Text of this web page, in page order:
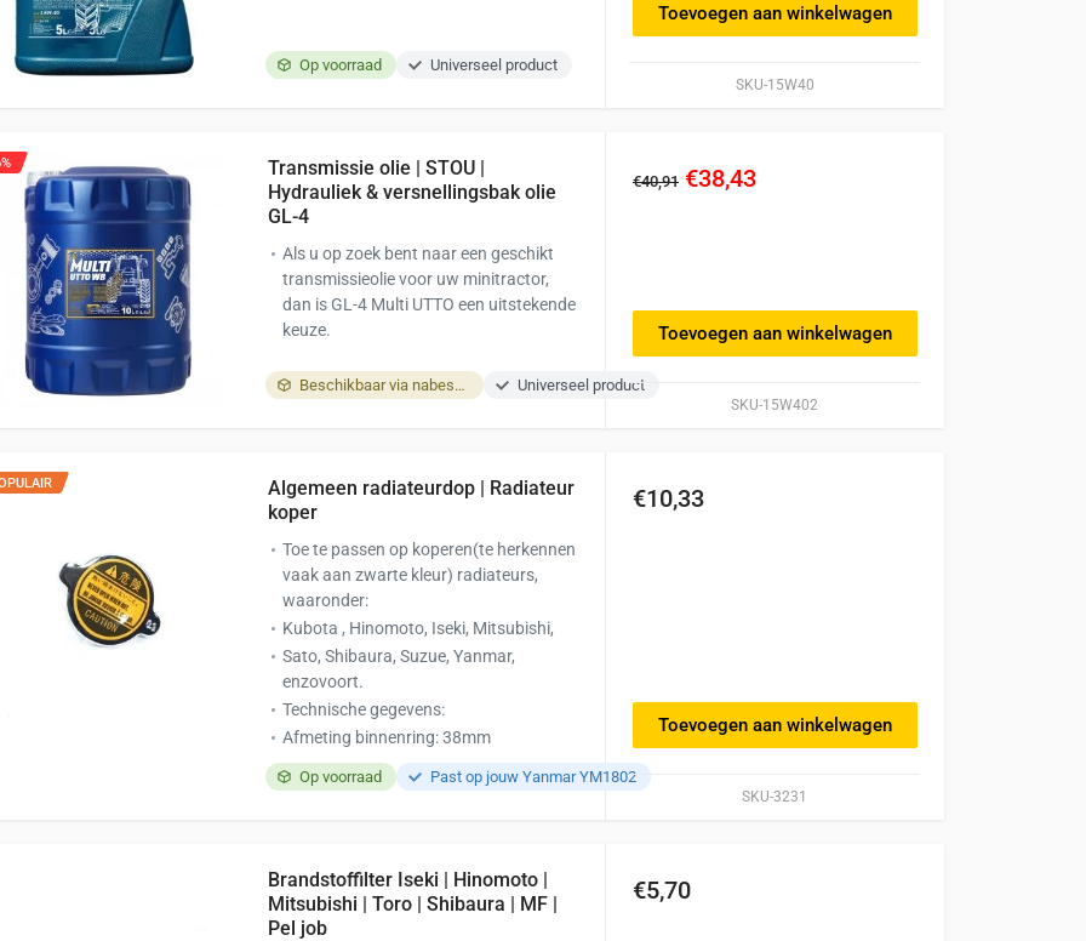
Op voorraad Universeel product
SKU-15W40
Toevoegen aan winkelwagen
Beschikbaar via nabestelling Universeel product
SKU-15W402
Transmissie olie | STOU |
Hydrauliek & versnellingsbak olie
GL-4
Als u op zoek bent naar een geschikt
transmissieolie voor uw minitractor,
dan is GL-4 Multi UTTO een uitstekende
keuze.
€40,91 €38,43
Toevoegen aan winkelwagen
Op voorraad Past op jouw Yanmar YM1802
SKU-3231
Algemeen radiateurdop | Radiateur
koper
Toe te passen op koperen(te herkennen
vaak aan zwarte kleur) radiateurs,
waaronder:
Kubota , Hinomoto, Iseki, Mitsubishi,
Sato, Shibaura, Suzue, Yanmar,
enzovoort.
Technische gegevens:
Afmeting binnenring: 38mm
€10,33
Toevoegen aan winkelwagen
Brandstoffilter Iseki | Hinomoto |
Mitsubishi | Toro | Shibaura | MF |
Pel job
€5,70